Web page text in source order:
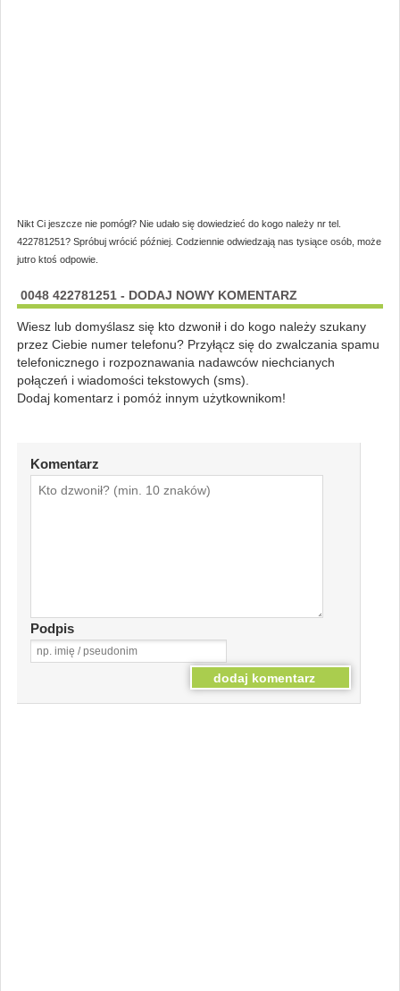
Nikt Ci jeszcze nie pomógł? Nie udało się dowiedzieć do kogo należy nr tel.
422781251? Spróbuj wrócić później. Codziennie odwiedzają nas tysiące osób, może
jutro ktoś odpowie.
0048 422781251 - DODAJ NOWY KOMENTARZ
Wiesz lub domyślasz się kto dzwonił i do kogo należy szukany
przez Ciebie numer telefonu? Przyłącz się do zwalczania spamu
telefonicznego i rozpoznawania nadawców niechcianych
połączeń i wiadomości tekstowych (sms).
Dodaj komentarz i pomóż innym użytkownikom!
Komentarz
Podpis